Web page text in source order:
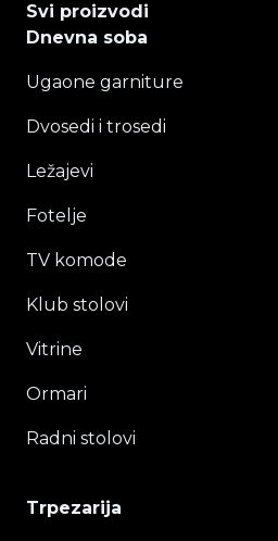
Svi proizvodi
Dnevna soba
Ugaone garniture
Dvosedi i trosedi
Ležajevi
Fotelje
TV komode
Klub stolovi
Vitrine
Ormari
Radni stolovi
Trpezarija